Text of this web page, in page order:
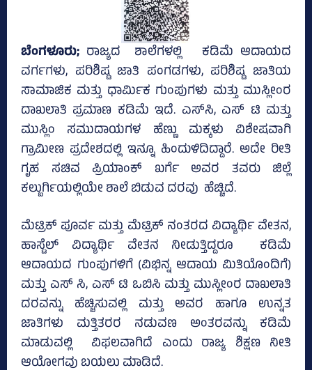
ಬೆಂಗಳೂರು; ರಾಜ್ಯದ ಶಾಲೆಗಳಲ್ಲಿ ಕಡಿಮೆ ಆದಾಯದ
ವರ್ಗಗಳು, ಪರಿಶಿಷ್ಟ ಜಾತಿ ಪಂಗಡಗಳು, ಪರಿಶಿಷ್ಟ ಜಾತಿಯ
ಸಾಮಾಜಿಕ ಮತ್ತು ಧಾರ್ಮಿಕ ಗುಂಪುಗಳು ಮತ್ತು ಮುಸ್ಲೀಂರ
ದಾಖಲಾತಿ ಪ್ರಮಾಣ ಕಡಿಮೆ ಇದೆ. ಎಸ್‌ಸಿ, ಎಸ್‌ ಟಿ ಮತ್ತು
ಮುಸ್ಲಿಂ ಸಮುದಾಯಗಳ ಹೆಣ್ಣು ಮಕ್ಕಳು ವಿಶೇಷವಾಗಿ
ಗ್ರಾಮೀಣ ಪ್ರದೇಶದಲ್ಲಿ ಇನ್ನೂ ಹಿಂದುಳಿದಿದ್ದಾರೆ. ಅದೇ ರೀತಿ
ಗೃಹ ಸಚಿವ ಪ್ರಿಯಾಂಕ್ ಖರ್ಗೆ ಅವರ ತವರು ಜಿಲ್ಲೆ
ಕಲ್ಬುರ್ಗಿಯಲ್ಲಿಯೇ ಶಾಲೆ ಬಿಡುವ ದರವು ಹೆಚ್ಚಿದೆ.
ಮೆಟ್ರಿಕ್‌ ಪೂರ್ವ ಮತ್ತು ಮೆಟ್ರಿಕ್‌ ನಂತರದ ವಿದ್ಯಾರ್ಥಿ ವೇತನ,
ಹಾಸ್ಟೆಲ್‌ ವಿದ್ಯಾರ್ಥಿ ವೇತನ ನೀಡುತ್ತಿದ್ದರೂ ಕಡಿಮೆ
ಆದಾಯದ ಗುಂಪುಗಳಿಗೆ (ವಿಭಿನ್ನ ಆದಾಯ ಮಿತಿಯೊಂದಿಗೆ)
ಮತ್ತು ಎಸ್‌ ಸಿ, ಎಸ್‌ ಟಿ ಒಬಿಸಿ ಮತ್ತು ಮುಸ್ಲೀಂರ ದಾಖಲಾತಿ
ದರವನ್ನು ಹೆಚ್ಚಿಸುವಲ್ಲಿ ಮತ್ತು ಅವರ ಹಾಗೂ ಉನ್ನತ
ಜಾತಿಗಳು ಮತ್ತಿತರರ ನಡುವಣ ಅಂತರವನ್ನು ಕಡಿಮೆ
ಮಾಡುವಲ್ಲಿ ವಿಫಲವಾಗಿದೆ ಎಂದು ರಾಜ್ಯ ಶಿಕ್ಷಣ ನೀತಿ
ಆಯೋಗವು ಬಯಲು ಮಾಡಿದೆ.